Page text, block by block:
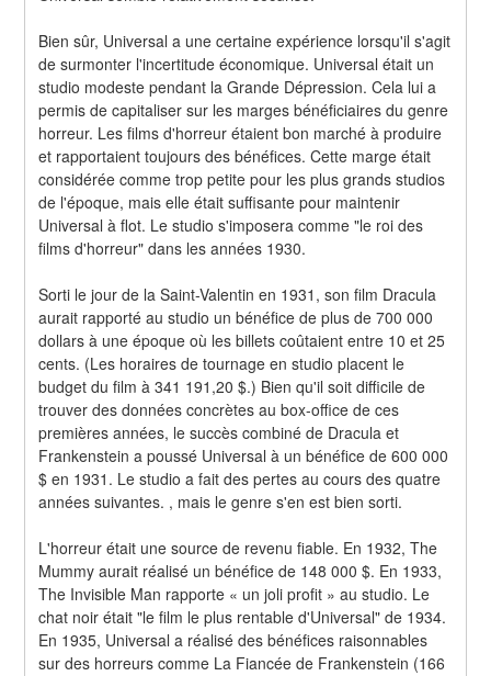
Bien sûr, Universal a une certaine expérience lorsqu'il s'agit
de surmonter l'incertitude économique. Universal était un
studio modeste pendant la Grande Dépression. Cela lui a
permis de capitaliser sur les marges bénéficiaires du genre
horreur. Les films d'horreur étaient bon marché à produire
et rapportaient toujours des bénéfices. Cette marge était
considérée comme trop petite pour les plus grands studios
de l'époque, mais elle était suffisante pour maintenir
Universal à flot. Le studio s'imposera comme "le roi des
films d'horreur" dans les années 1930.
Sorti le jour de la Saint-Valentin en 1931, son film Dracula
aurait rapporté au studio un bénéfice de plus de 700 000
dollars à une époque où les billets coûtaient entre 10 et 25
cents. (Les horaires de tournage en studio placent le
budget du film à 341 191,20 $.) Bien qu'il soit difficile de
trouver des données concrètes au box-office de ces
premières années, le succès combiné de Dracula et
Frankenstein a poussé Universal à un bénéfice de 600 000
$ en 1931. Le studio a fait des pertes au cours des quatre
années suivantes. , mais le genre s'en est bien sorti.
L'horreur était une source de revenu fiable. En 1932, The
Mummy aurait réalisé un bénéfice de 148 000 $. En 1933,
The Invisible Man rapporte « un joli profit » au studio. Le
chat noir était "le film le plus rentable d'Universal" de 1934.
En 1935, Universal a réalisé des bénéfices raisonnables
sur des horreurs comme La Fiancée de Frankenstein (166